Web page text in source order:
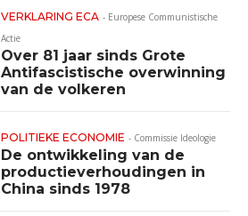
VERKLARING ECA - Europese Communistische
Actie
Over 81 jaar sinds Grote
Antifascistische overwinning
van de volkeren
POLITIEKE ECONOMIE - Commissie Ideologie
De ontwikkeling van de
productieverhoudingen in
China sinds 1978